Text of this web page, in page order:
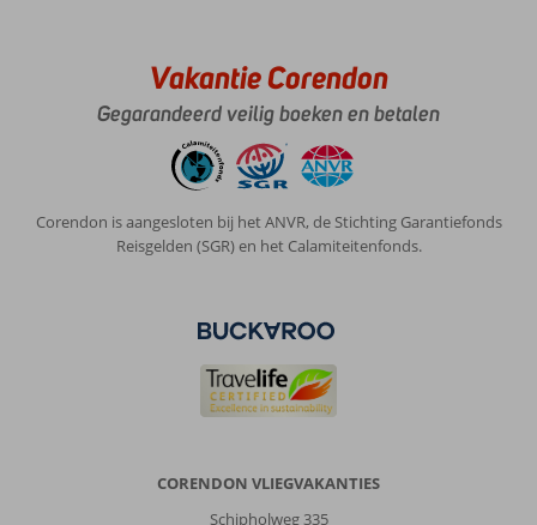
Vakantie Corendon
Gegarandeerd veilig boeken en betalen
Corendon is aangesloten bij het ANVR, de Stichting Garantiefonds
Reisgelden (SGR) en het Calamiteitenfonds.
CORENDON VLIEGVAKANTIES
Schipholweg 335